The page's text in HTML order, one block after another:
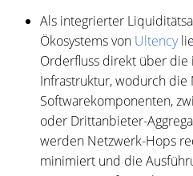
Als integrierter
Ökosystems von Ultency
Orderfluss direkt über
Infrastruktur, wodurch
Softwarekomponenten,
oder Drittanbieter-
werden Netzwerk-Hops
minimiert und die